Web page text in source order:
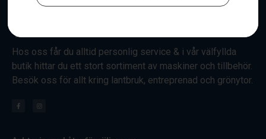
Hos oss får du alltid personlig service & i vår välfyllda
butik hittar du ett stort sortiment av maskiner och tillbehör.
Besök oss för allt kring lantbruk, entreprenad och grönytor.